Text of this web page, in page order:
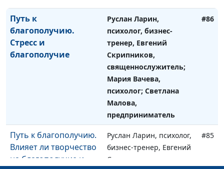
Путь к
благополучию.
Стресс и
благополучие
Руслан Ларин,
психолог, бизнес-
тренер, Евгений
Скрипников,
священнослужитель;
Мария Вачева,
психолог; Светлана
Малова,
предприниматель
#86
Путь к благополучию.
Влияет ли творчество
на благополучие и
Руслан Ларин, психолог,
бизнес-тренер, Евгений
Скрипников,
#85